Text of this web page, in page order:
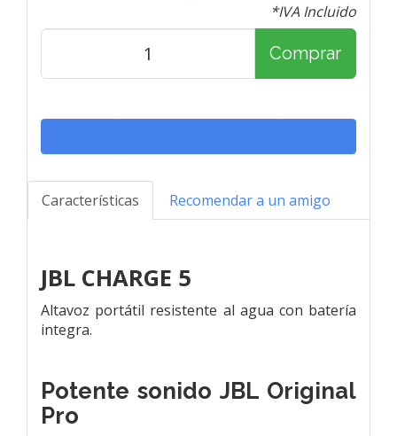
*IVA Incluido
Comprar
Características Recomendar a un amigo
JBL CHARGE 5
Altavoz portátil resistente al agua con batería
integra.
Potente sonido JBL Original
Pro